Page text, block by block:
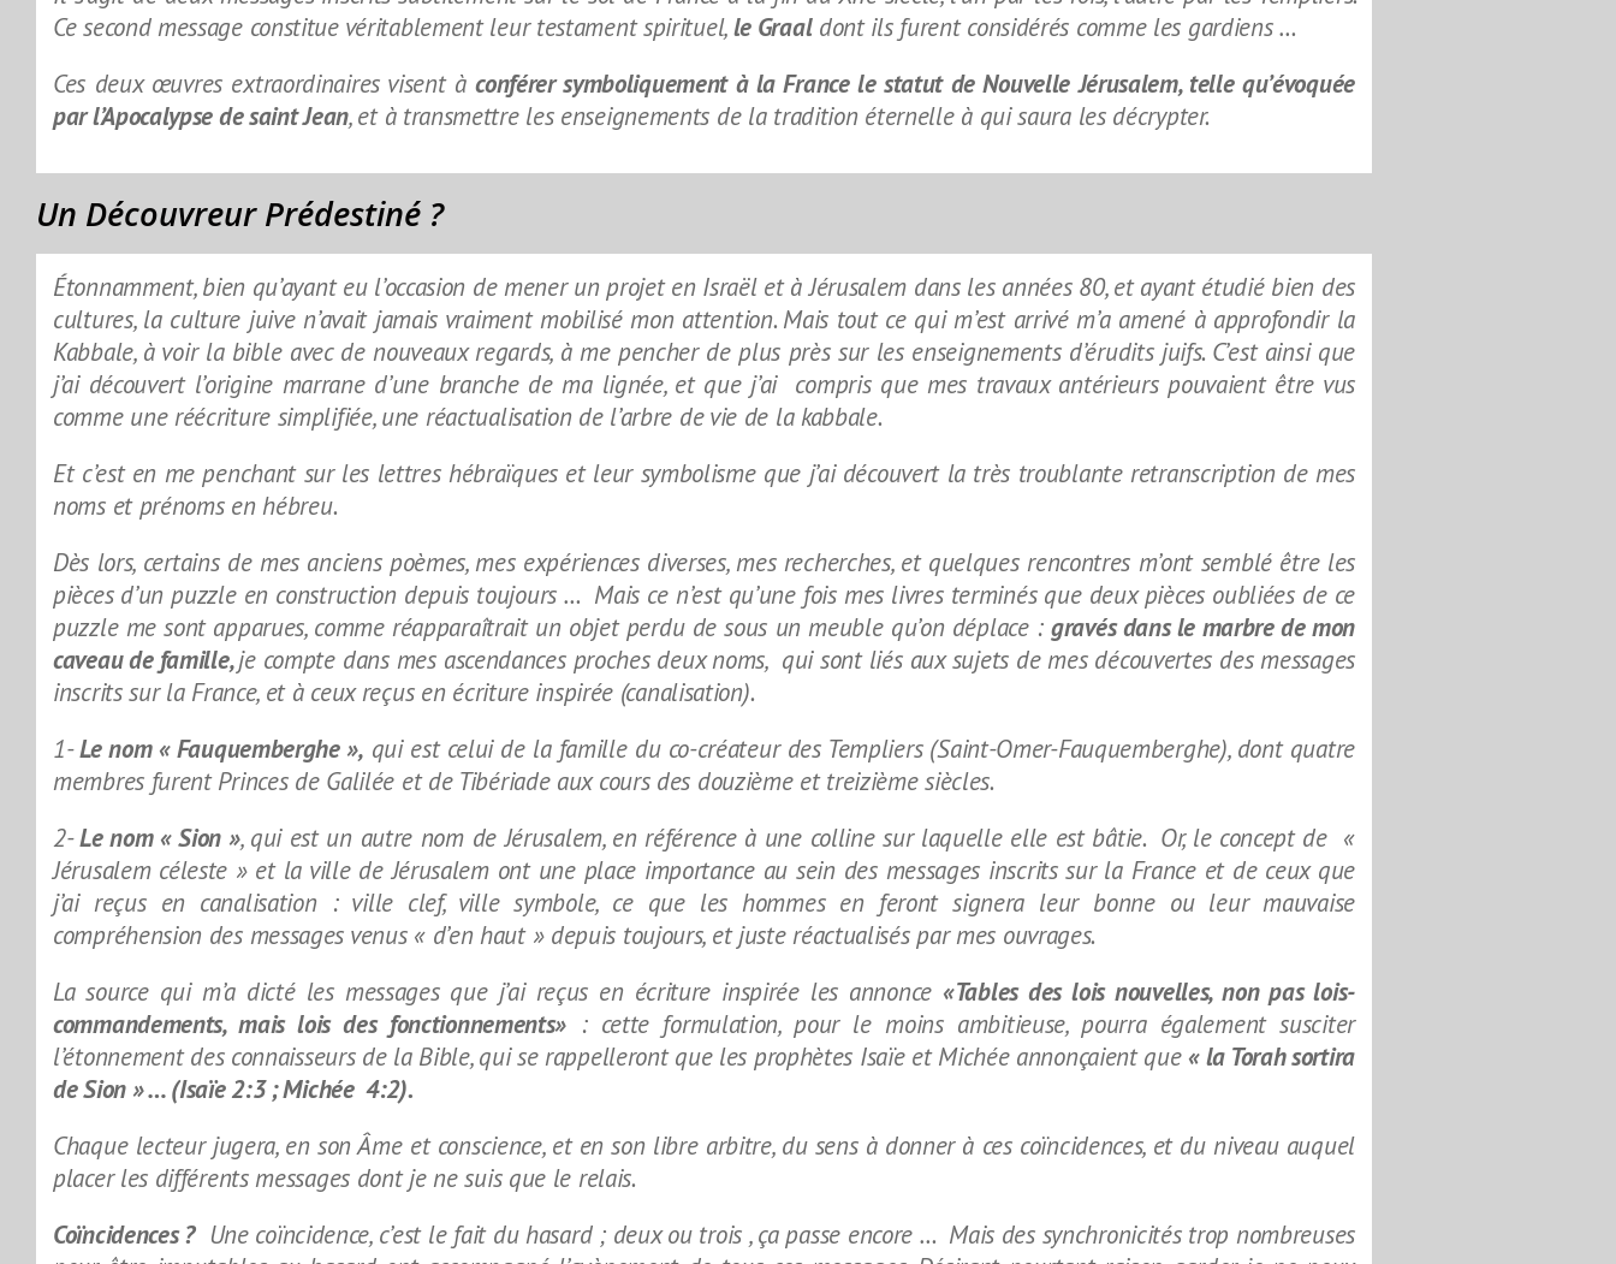
Ce second message constitue véritablement leur testament spirituel,le Graaldont ils furent considérés comme les gardiens …
Ces deux œuvres extraordinaires visent àconférer symboliquement à la France le statut de Nouvelle Jérusalem, telle qu’évoquée
par l’Apocalypse de saint Jean, et à transmettre les enseignements de la tradition éternelle à qui saura les décrypter.
Un Découvreur Prédestiné ?
Étonnamment, bien qu’ayant eu l’occasion de mener un projet en Israël et à Jérusalem dans les années 80, et ayant étudié bien des
cultures, la culture juive n’avait jamais vraiment mobilisé mon attention. Mais tout ce qui m’est arrivé m’a amené à approfondir la
Kabbale, à voir la bible avec de nouveaux regards, à me pencher de plus près sur les enseignements d’érudits juifs. C’est ainsi que
j’ai découvert l’origine marrane d’une branche de ma lignée, et que j’ai compris que mes travaux antérieurs pouvaient être vus
comme une réécriture simplifiée, une réactualisation de l’arbre de vie de la kabbale.
Et c’est en me penchant sur les lettres hébraïques et leur symbolisme que j’ai découvert la très troublante retranscription de mes
noms et prénoms en hébreu.
Dès lors, certains de mes anciens poèmes, mes expériences diverses, mes recherches, et quelques rencontres m’ont semblé être les
pièces d’un puzzle en construction depuis toujours … Mais ce n’est qu’une fois mes livres terminés que deux pièces oubliées de ce
puzzle me sont apparues, comme réapparaîtrait un objet perdu de sous un meuble qu’on déplace :gravés dans le marbre de mon
caveau de famille,je compte dans mes ascendances proches deux noms, qui sont liés aux sujets de mes découvertes des messages
inscrits sur la France, et à ceux reçus en écriture inspirée (canalisation).
1-Le nom « Fauquemberghe », qui est celui de la famille du co-créateur des Templiers (Saint-Omer-Fauquemberghe), dont quatre
membres furent Princes de Galilée et de Tibériade aux cours des douzième et treizième siècles.
2-Le nom « Sion », qui est un autre nom de Jérusalem, en référence à une colline sur laquelle elle est bâtie. Or, le concept de «
Jérusalem céleste » et la ville de Jérusalem ont une place importance au sein des messages inscrits sur la France et de ceux que
j’ai reçus en canalisation : ville clef, ville symbole, ce que les hommes en feront signera leur bonne ou leur mauvaise
compréhension des messages venus « d’en haut » depuis toujours, et juste réactualisés par mes ouvrages.
La source qui m’a dicté les messages que j’ai reçus en écriture inspirée les annonce«Tables des lois nouvelles, non pas lois-
commandements, mais lois des fonctionnements» : cette formulation, pour le moins ambitieuse, pourra également susciter
l’étonnement des connaisseurs de la Bible, qui se rappelleront que les prophètes Isaïe et Michée annonçaient que« la Torah sortira
de Sion » … (Isaïe 2:3 ; Michée 4:2).
Chaque lecteur jugera, en son Âme et conscience, et en son libre arbitre, du sens à donner à ces coïncidences, et du niveau auquel
placer les différents messages dont je ne suis que le relais.
Coïncidences ?Une coïncidence, c’est le fait du hasard ; deux ou trois , ça passe encore … Mais des synchronicités trop nombreuses